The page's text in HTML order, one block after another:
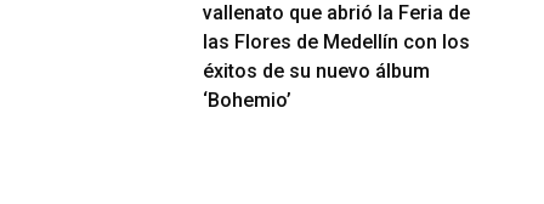
vallenato que abrió la Feria de
las Flores de Medellín con los
éxitos de su nuevo álbum
‘Bohemio’